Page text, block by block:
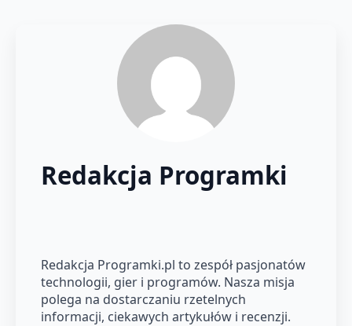
Redakcja Programki
Redakcja Programki.pl to zespół pasjonatów
technologii, gier i programów. Nasza misja
polega na dostarczaniu rzetelnych
informacji, ciekawych artykułów i recenzji.